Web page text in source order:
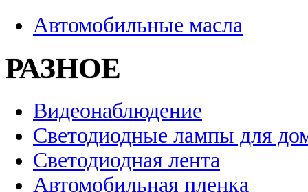
Автомобильные масла
РАЗНОЕ
Видеонаблюдение
Светодиодные лампы для
Светодиодная лента
Автомобильная пленка